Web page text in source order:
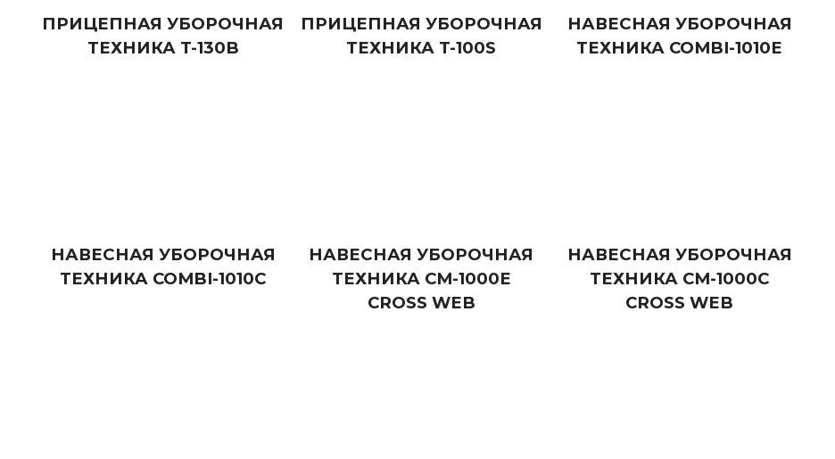
ПРИЦЕПНАЯ УБОРОЧНАЯ
ТЕХНИКА T-130B
ПРИЦЕПНАЯ УБОРОЧНАЯ
ТЕХНИКА T-100S
НАВЕСНАЯ УБОРОЧНАЯ
ТЕХНИКА COMBI-1010E
НАВЕСНАЯ УБОРОЧНАЯ
ТЕХНИКА COMBI-1010C
НАВЕСНАЯ УБОРОЧНАЯ
ТЕХНИКА CM-1000E
CROSS WEB
НАВЕСНАЯ УБОРОЧНАЯ
ТЕХНИКА CM-1000C
CROSS WEB